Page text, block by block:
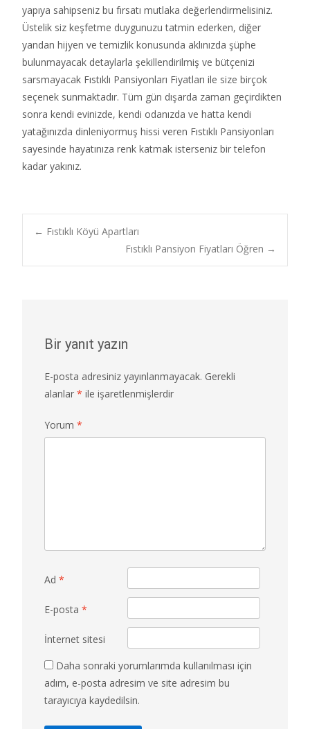
yapıya sahipseniz bu fırsatı mutlaka değerlendirmelisiniz.
Üstelik siz keşfetme duygunuzu tatmin ederken, diğer
yandan hijyen ve temizlik konusunda aklınızda şüphe
bulunmayacak detaylarla şekillendirilmiş ve bütçenizi
sarsmayacak Fıstıklı Pansiyonları Fiyatları ile size birçok
seçenek sunmaktadır. Tüm gün dışarda zaman geçirdikten
sonra kendi evinizde, kendi odanızda ve hatta kendi
yatağınızda dinleniyormuş hissi veren Fıstıklı Pansiyonları
sayesinde hayatınıza renk katmak isterseniz bir telefon
kadar yakınız.
Post
← Fıstıklı Köyü Apartları
Fıstıklı Pansiyon Fiyatları Öğren →
Bir yanıt yazın
E-posta adresiniz yayınlanmayacak. Gerekli
alanlar * ile işaretlenmişlerdir
Yorum *
Ad *
E-posta *
İnternet sitesi
Daha sonraki yorumlarımda kullanılması için
adım, e-posta adresim ve site adresim bu
tarayıcıya kaydedilsin.